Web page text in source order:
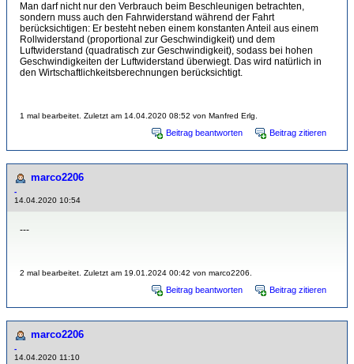
Man darf nicht nur den Verbrauch beim Beschleunigen betrachten,
sondern muss auch den Fahrwiderstand während der Fahrt
berücksichtigen: Er besteht neben einem konstanten Anteil aus einem
Rollwiderstand (proportional zur Geschwindigkeit) und dem
Luftwiderstand (quadratisch zur Geschwindigkeit), sodass bei hohen
Geschwindigkeiten der Luftwiderstand überwiegt. Das wird natürlich in
den Wirtschaftlichkeitsberechnungen berücksichtigt.
1 mal bearbeitet. Zuletzt am 14.04.2020 08:52 von Manfred Erlg.
Beitrag beantworten Beitrag zitieren
marco2206
-
14.04.2020 10:54
---
2 mal bearbeitet. Zuletzt am 19.01.2024 00:42 von marco2206.
Beitrag beantworten Beitrag zitieren
marco2206
-
14.04.2020 11:10